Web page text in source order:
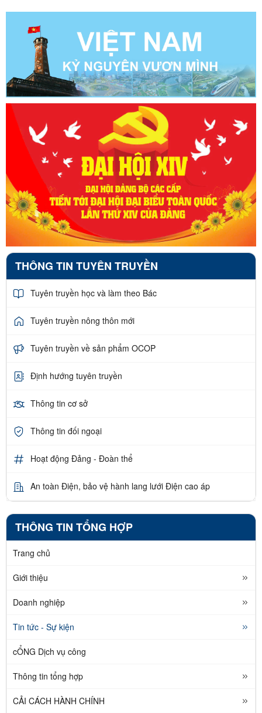
THÔNG TIN TUYÊN TRUYỀN
Tuyên truyền học và làm theo Bác
Tuyên truyền nông thôn mới
Tuyên truyền về sản phẩm OCOP
Định hướng tuyên truyền
Thông tin cơ sở
Thông tin đối ngoại
Hoạt động Đảng - Đoàn thể
An toàn Điện, bảo vệ hành lang lưới Điện cao áp
THÔNG TIN TỔNG HỢP
Trang chủ
Giới thiệu
Doanh nghiệp
Tin tức - Sự kiện
cỔNG Dịch vụ công
Thông tin tổng hợp
CẢI CÁCH HÀNH CHÍNH